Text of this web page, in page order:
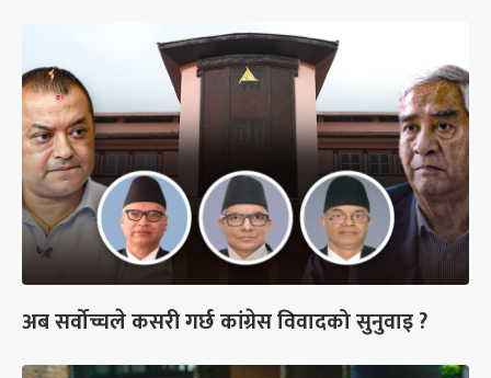
अब सर्वोच्चले कसरी गर्छ कांग्रेस विवादको सुनुवाइ ?